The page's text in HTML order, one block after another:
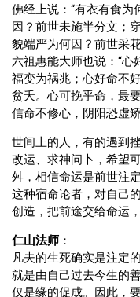
佛经上说：“有衣有食
因？前世未施半分文；
貌端严为何因？前世采
六祖惠能大师也说：“心
福变为祸兆；心好命不
贫夭。心可挽乎命，最
信命不修心，阴阳恐虚
世间上的人，有的遇到
改运、求神问卜，希望
舛，相信命运是前世注
这种宿命论者，对自己
创造，把前途交给命运
仁山法师 ：
凡夫的生死确实是注定
就是由自己过去今生的
仅是缘的促成。因此，